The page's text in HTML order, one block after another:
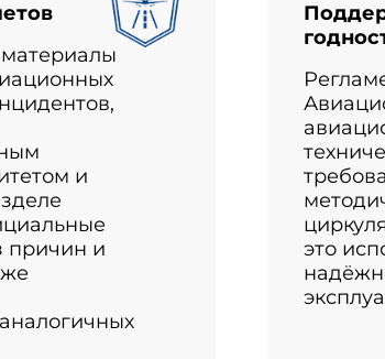
и
причин и
это